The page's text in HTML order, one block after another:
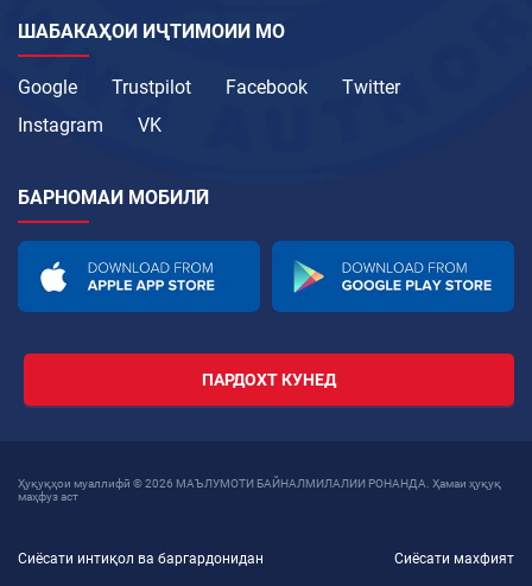
ШАБАКАҲОИ ИҶТИМОИИ МО
Google Trustpilot Facebook
Twitter
Instagram
VK
БАРНОМАИ МОБИЛӢ
ПАРДОХТ КУНЕД
Ҳуқуқҳои муаллифӣ © 2026 МАЪЛУМОТИ БАЙНАЛМИЛАЛИИ РОНАНДА. Ҳамаи ҳуқуқ
маҳфуз аст
Сиёсати интиқол ва баргардонидан Сиёсати махфият